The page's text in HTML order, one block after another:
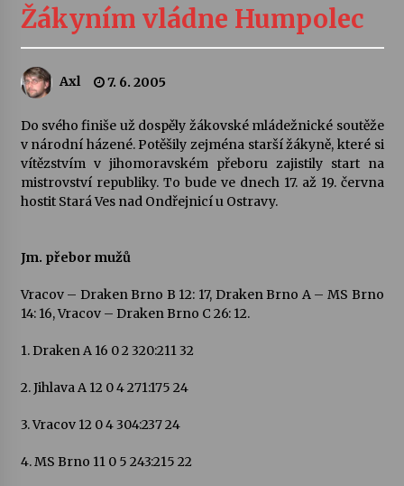
Sukuba Ensemble
4. 8. 2026
Vernisáž výstavy Josefíny Duškové: Stávám se
kapkou
Veselí muzikanti
30. 7. 2026
šedesátka: 28. 7.–1. 8. 2026
Letní koncerty ve Stromovce: Kolchoz a
28. 7. 2026
23. 7. 2026
Žákyním vládne Humpolec
Axl 7. 6. 2005
Do svého finiše už dospěly žákovské mládežnické soutěže
v národní házené. Potěšily zejména starší žákyně, které si
vítězstvím v jihomoravském přeboru zajistily start na
mistrovství republiky. To bude ve dnech 17. až 19. června
hostit Stará Ves nad Ondřejnicí u Ostravy.
Jm. přebor mužů
Vracov – Draken Brno B 12: 17, Draken Brno A – MS Brno
14: 16, Vracov – Draken Brno C 26: 12.
1. Draken A 16 0 2 320:211 32
2. Jihlava A 12 0 4 271:175 24
3. Vracov 12 0 4 304:237 24
4. MS Brno 11 0 5 243:215 22